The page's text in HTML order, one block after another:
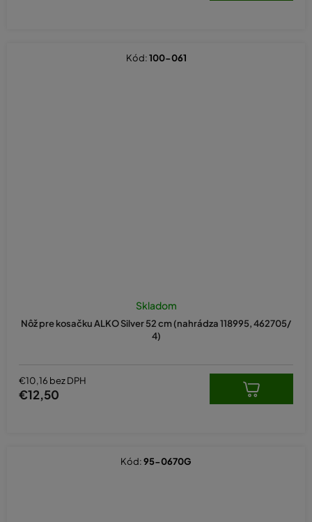
Nôž pre kosačku ALKO Silver 52 cm (nahrádza 118995, 462705/
4)
Skladom
€10,16 bez DPH
€12,50
Kód:100-061
Kód:95-0670G